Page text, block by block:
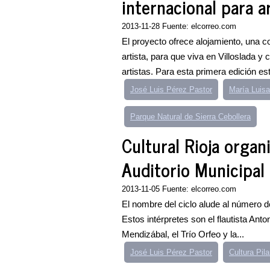
internacional para
2013-11-28 Fuente: elcorreo.com
El proyecto ofrece alojamiento, una
artista, para que viva en Villoslada y
artistas. Para esta primera edición
José Luis Pérez Pastor María
Parque Natural de Sierra Cebollera
Cultural Rioja
Auditorio Municipal
2013-11-05 Fuente: elcorreo.com
El nombre del ciclo alude al número
Estos intérpretes son el flautista
Mendizábal, el Trío Orfeo y la...
José Luis Pérez Pastor Cultura